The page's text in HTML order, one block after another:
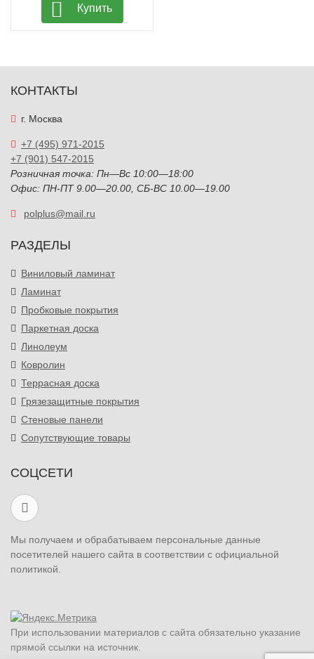
Купить
КОНТАКТЫ
г. Москва
+7 (495) 971-2015
+7 (901) 547-2015
Розничная точка: Пн—Вс 10:00—18:00
Офис: ПН-ПТ 9.00—20.00, СБ-ВС 10.00—19.00
polplus@mail.ru
РАЗДЕЛЫ
Виниловый ламинат
Ламинат
Пробковые покрытия
Паркетная доска
Линолеум
Ковролин
Террасная доска
Грязезащитные покрытия
Стеновые панели
Сопутствующие товары
СОЦСЕТИ
Мы получаем и обрабатываем персональные данные
посетителей нашего сайта в соответствии с официальной
политикой.
При использовании материалов с сайта обязательно указание
прямой ссылки на источник.